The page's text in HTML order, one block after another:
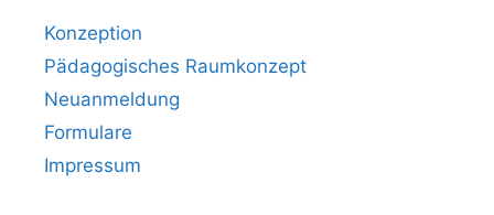
Konzeption
Pädagogisches Raumkonzept
Neuanmeldung
Formulare
Impressum